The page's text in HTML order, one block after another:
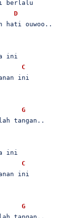
berlalu
D
hati ouwoo..
ini
C
ini
G
tangan..
ini
C
ini
G